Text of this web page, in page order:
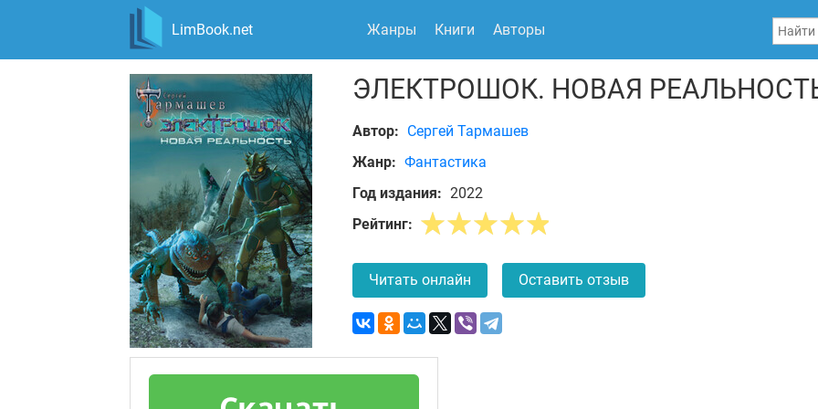
LimBook.net Жанры Книги Авторы
ЭЛЕКТРОШОК. НОВАЯ
Автор: Сергей Тармашев
Жанр: Фантастика
Год издания: 2022
Рейтинг:
Читать онлайн Оставить отзыв